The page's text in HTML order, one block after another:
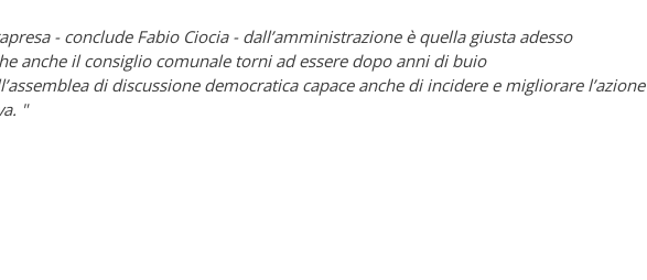
- conclude Fabio Ciocia - dall’amministrazione è quella giusta adesso
anche il consiglio comunale torni ad essere dopo anni di buio
di discussione democratica capace anche di incidere e migliorare l’azione
"